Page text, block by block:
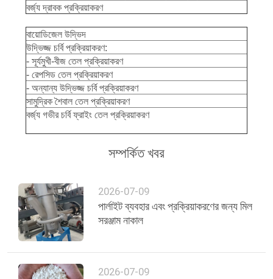
বর্জ্য দ্রাবক প্রক্রিয়াকরণ
বায়োডিজেল উদ্ভিদ
উদ্ভিজ্জ চর্বি প্রক্রিয়াকরণ:
- সূর্যমুখী-বীজ তেল প্রক্রিয়াকরণ
- রেপসিড তেল প্রক্রিয়াকরণ
- অন্যান্য উদ্ভিজ্জ চর্বি প্রক্রিয়াকরণ
সামুদ্রিক শৈবাল তেল প্রক্রিয়াকরণ
বর্জ্য গভীর চর্বি ফ্রাইং তেল প্রক্রিয়াকরণ
সম্পর্কিত খবর
2026-07-09
পার্লাইট ব্যবহার এবং প্রক্রিয়াকরণের জন্য মিল
সরঞ্জাম নাকাল
2026-07-09